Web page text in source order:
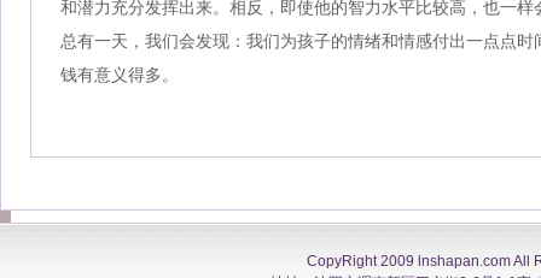
和潜力充分发挥出来。相反，即使他的智力水平比较高，也一样
总有一天，我们会发现：我们为孩子的情绪和情感付出一点点
钱有意义得多。
CopyRight 2009 lnshapan.com All